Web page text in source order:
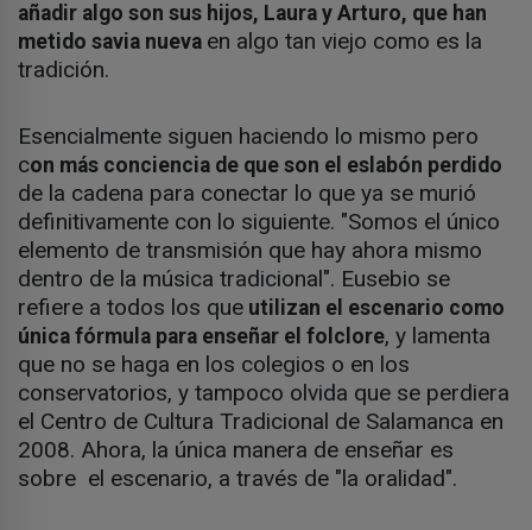
añadir algo son sus hijos, Laura y Arturo, que han
metido savia nueva en algo tan viejo como es la
tradición.
Esencialmente siguen haciendo lo mismo pero
con más conciencia de que son el eslabón perdido
de la cadena para conectar lo que ya se murió
definitivamente con lo siguiente. "Somos el único
elemento de transmisión que hay ahora mismo
dentro de la música tradicional". Eusebio se
refiere a todos los que utilizan el escenario como
única fórmula para enseñar el folclore, y lamenta
que no se haga en los colegios o en los
conservatorios, y tampoco olvida que se perdiera
el Centro de Cultura Tradicional de Salamanca en
2008. Ahora, la única manera de enseñar es
sobre el escenario, a través de "la oralidad".